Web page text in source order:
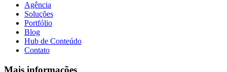
Agência
Soluções
Portfólio
Blog
Hub de Conteúdo
Contato
Mais informações